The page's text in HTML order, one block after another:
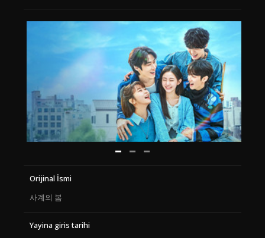
Orijinal İsmi
사계의 봄
Yayina giris tarihi